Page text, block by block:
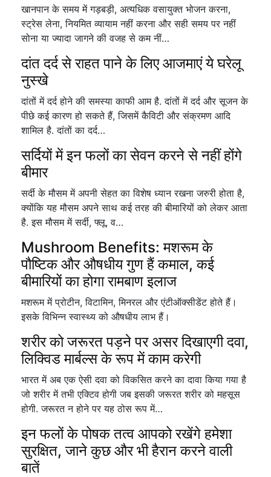
खानपान के समय में गड़बड़ी, अत्यधिक वसायुक्त भोजन करना,
स्ट्रेस लेना, नियमित व्यायाम नहीं करना और सही समय पर नहीं
सोना या ज्यादा जागने की वजह से कम नीं…
दांत दर्द से राहत पाने के लिए आजमाएं ये घरेलू
नुस्खे
दांतों में दर्द होने की समस्या काफी आम है. दांतों में दर्द और सूजन के
पीछे कई कारण हो सकते हैं, जिसमें कैविटी और संक्रमण आदि
शामिल है. दांतों का दर्द…
सर्दियों में इन फलों का सेवन करने से नहीं होंगे
बीमार
सर्दी के मौसम में अपनी सेहत का विशेष ध्यान रखना जरुरी होता है,
क्योंकि यह मौसम अपने साथ कई तरह की बीमारियों को लेकर आता
है. इस मौसम में सर्दी, फ्लू, व…
Mushroom Benefits: मशरूम के
पौष्टिक और औषधीय गुण हैं कमाल, कई
बीमारियों का होगा रामबाण इलाज
मशरूम में प्रोटीन, विटामिन, मिनरल और एंटीऑक्सीडेंट होते हैं।
इसके विभिन्न स्वास्थ्य को औषधीय लाभ हैं।
शरीर को जरूरत पड़ने पर असर दिखाएगी दवा,
लिक्विड मार्बल्स के रूप में काम करेगी
भारत में अब एक ऐसी दवा को विकसित करने का दावा किया गया है
जो शरीर में तभी एक्टिव होगी जब इसकी जरूरत शरीर को महसूस
होगी. जरूरत न होने पर यह ठोस रूप में…
इन फलों के पोषक तत्व आपको रखेंगे हमेशा
सुरक्षित, जाने कुछ और भी हैरान करने वाली
बातें